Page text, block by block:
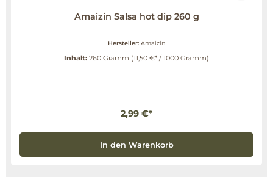
Amaizin Salsa hot dip 260 g
Hersteller: Amaizin
Inhalt: 260 Gramm (11,50 €* / 1000 Gramm)
2,99 €*
In den Warenkorb